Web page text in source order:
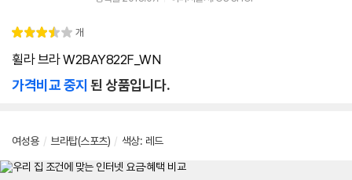
별
점
3.
5
리
개
휠라 브라 W2BAY822F_WN
가격비교 중지 된 상품입니다.
여성용 / 브라탑(스포츠) / 색상: 레드